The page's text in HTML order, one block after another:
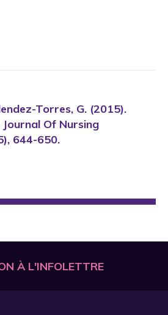
Torres, G. (2015).
Of Nursing
644-650.
À L'INFOLETTRE